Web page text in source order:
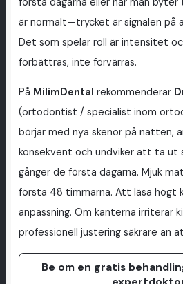
är normalt—trycket är signalen på
Det som spelar roll är intensitet
förbättras, inte förvärras.
På MilimDental rekommenderar
(ortodontist / specialist inom
börjar med nya skenor på natten,
konsekvent och undviker att ta ut
gånger de första dagarna. Mjuk
första 48 timmarna. Att läsa högt
anpassning. Om kanterna irriterar
professionell justering säkrare än
Be om en gratis